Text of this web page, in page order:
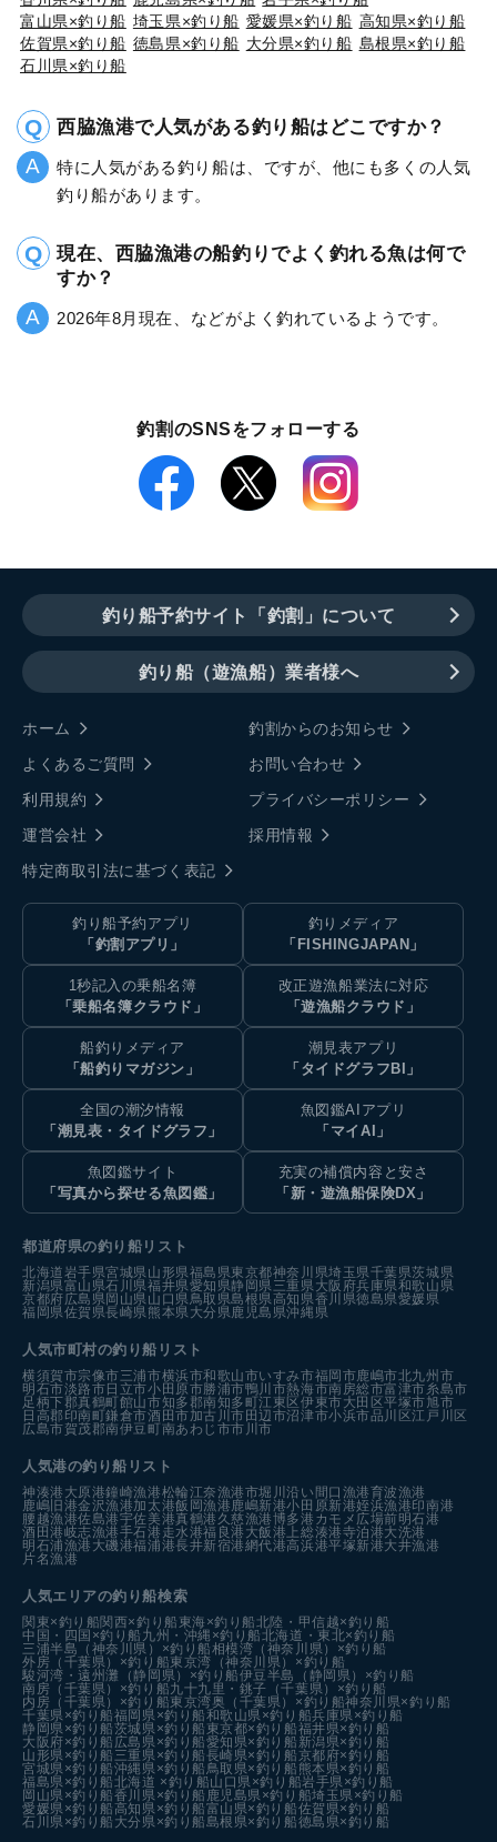
富山県×釣り船 埼玉県×釣り船 愛媛県×釣り船 高知県×釣り船
佐賀県×釣り船 徳島県×釣り船 大分県×釣り船 島根県×釣り船
石川県×釣り船
西脇漁港で人気がある釣り船はどこですか？
特に人気がある釣り船は、ですが、他にも多くの人気
釣り船があります。
現在、西脇漁港の船釣りでよく釣れる魚は何で
すか？
2026年8月現在、などがよく釣れているようです。
釣割のSNSをフォローする
釣り船予約サイト「釣割」について
釣り船（遊漁船）業者様へ
ホーム
釣割からのお知らせ
よくあるご質問
お問い合わせ
利用規約
プライバシーポリシー
運営会社
採用情報
特定商取引法に基づく表記
釣り船予約アプリ
「釣割アプリ」
釣りメディア
「FISHINGJAPAN」
1秒記入の乗船名簿
「乗船名簿クラウド」
改正遊漁船業法に対応
「遊漁船クラウド」
船釣りメディア
「船釣りマガジン」
潮見表アプリ
「タイドグラフBI」
全国の潮汐情報
「潮見表・タイドグラフ」
魚図鑑AIアプリ
「マイAI」
魚図鑑サイト
「写真から探せる魚図鑑」
充実の補償内容と安さ
「新・遊漁船保険DX」
都道府県の釣り船リスト
北海道 岩手県宮城県 山形県福島県東京都神奈川県埼玉県千葉県茨城県
新潟県富山県石川県福井県愛知県静岡県 三重県 大阪府兵庫県和歌山県
京都府広島県岡山県 山口県 鳥取県島根県高知県香川県徳島県愛媛県
福岡県佐賀県長崎県 熊本県 大分県 鹿児島県沖縄県
人気市町村の釣り船リスト
横須賀市宗像市三浦市横浜市和歌山市いすみ市福岡市鹿嶋市北九州市
明石市淡路市日立市小田原市勝浦市鴨川市熱海市南房総市富津市糸島市
足柄下郡真鶴町館山市知多郡南知多町江東区伊東市大田区平塚市旭市
日高郡印南町鎌倉市酒田市加古川市田辺市沼津市小浜市品川区江戸川区
広島市賀茂郡南伊豆町南あわじ市市川市
人気港の釣り船リスト
神湊港 大原港鐘崎漁港松輪江奈漁港市堀川沿い 間口漁港育波漁港
鹿嶋旧港金沢漁港加太港飯岡漁港 鹿嶋新港小田原新港姪浜漁港印南港
腰越漁港佐島港宇佐美港真鶴港 久慈漁港博多港カモメ広場前明石港
酒田港岐志漁港手石港 走水港福良港 大飯港 上総湊港寺泊港大洗港
明石浦漁港 大磯港福浦港長井新宿港網代港高浜港平塚新港大井漁港
片名漁港
人気エリアの釣り船検索
関東×釣り船関西×釣り船 東海×釣り船北陸・甲信越×釣り船
中国・四国×釣り船 九州・沖縄×釣り船北海道・東北×釣り船
三浦半島（神奈川県）×釣り船相模湾（神奈川県）×釣り船
外房（千葉県）×釣り船東京湾（神奈川県）×釣り船
駿河湾・遠州灘（静岡県）×釣り船伊豆半島（静岡県）×釣り船
南房（千葉県）×釣り船九十九里・銚子（千葉県）×釣り船
内房（千葉県）×釣り船東京湾奥（千葉県）×釣り船神奈川県×釣り船
千葉県×釣り船福岡県×釣り船和歌山県×釣り船兵庫県×釣り船
静岡県×釣り船茨城県×釣り船 東京都×釣り船福井県×釣り船
大阪府×釣り船 広島県×釣り船愛知県×釣り船 新潟県×釣り船
山形県×釣り船 三重県×釣り船長崎県×釣り船京都府×釣り船
宮城県×釣り船沖縄県×釣り船 鳥取県×釣り船 熊本県×釣り船
福島県×釣り船北海道 ×釣り船山口県×釣り船岩手県×釣り船
岡山県×釣り船香川県×釣り船 鹿児島県×釣り船埼玉県×釣り船
愛媛県×釣り船高知県×釣り船富山県×釣り船佐賀県×釣り船
石川県×釣り船 大分県×釣り船島根県×釣り船徳島県×釣り船